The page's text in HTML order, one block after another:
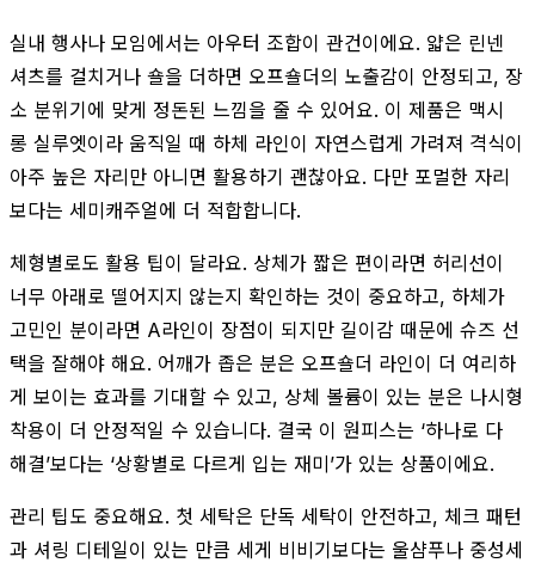
실내 행사나 모임에서는 아우터 조합이 관건이에요. 얇은 린넨
셔츠를 걸치거나 숄을 더하면 오프숄더의 노출감이 안정되고, 장
소 분위기에 맞게 정돈된 느낌을 줄 수 있어요. 이 제품은 맥시
롱 실루엣이라 움직일 때 하체 라인이 자연스럽게 가려져 격식이
아주 높은 자리만 아니면 활용하기 괜찮아요. 다만 포멀한 자리
보다는 세미캐주얼에 더 적합합니다.
체형별로도 활용 팁이 달라요. 상체가 짧은 편이라면 허리선이
너무 아래로 떨어지지 않는지 확인하는 것이 중요하고, 하체가
고민인 분이라면 A라인이 장점이 되지만 길이감 때문에 슈즈 선
택을 잘해야 해요. 어깨가 좁은 분은 오프숄더 라인이 더 여리하
게 보이는 효과를 기대할 수 있고, 상체 볼륨이 있는 분은 나시형
착용이 더 안정적일 수 있습니다. 결국 이 원피스는 ‘하나로 다
해결’보다는 ‘상황별로 다르게 입는 재미’가 있는 상품이에요.
관리 팁도 중요해요. 첫 세탁은 단독 세탁이 안전하고, 체크 패턴
과 셔링 디테일이 있는 만큼 세게 비비기보다는 울샴푸나 중성세